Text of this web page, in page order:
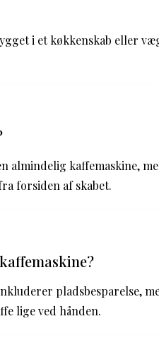
i et køkkenskab eller
almindelig kaffemaskine,
forsiden af skabet.
pladsbesparelse,
lige ved hånden.